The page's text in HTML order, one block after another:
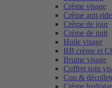
Crème visage
Crème anti-
Crème de jour
Crème de nuit
Huile visage
BB crème et
Brume visage
Coffret soin
Cou &
Crème